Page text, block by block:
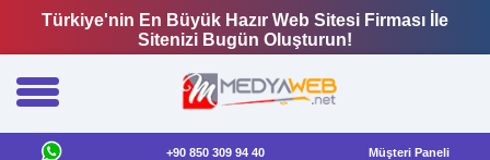
Türkiye'nin En Büyük Hazır Web Sitesi Firması İle
Sitenizi Bugün Oluşturun!
+90 850 309 94 40 Müşteri Paneli